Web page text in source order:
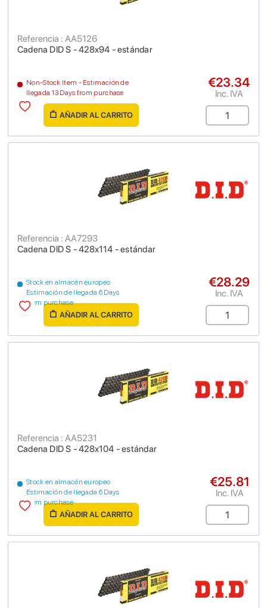
Cadena DID S - 428x94 - estándar
Referencia : AA5126
Non-Stock Item - Estimación de
llegada 13 Days from purchase
€23.34
Inc. IVA
AÑADIR AL CARRITO
Cadena DID S - 428x114 - estándar
Referencia : AA7293
Stock en almacén europeo
Estimación de llegada 6 Days
from purchase
€28.29
Inc. IVA
AÑADIR AL CARRITO
Cadena DID S - 428x104 - estándar
Referencia : AA5231
Stock en almacén europeo
Estimación de llegada 6 Days
from purchase
€25.81
Inc. IVA
AÑADIR AL CARRITO